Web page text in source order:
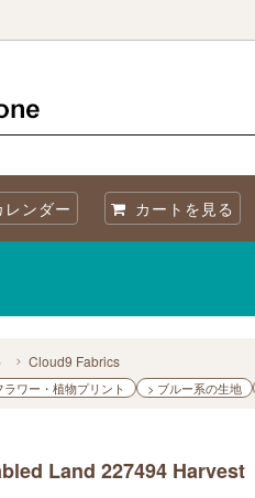
オーガニックコットン
ンダー カートを見る
Cloud9 Fabrics
ラワー・植物プリント > ブルー系の生地
Land 227494 Harvest